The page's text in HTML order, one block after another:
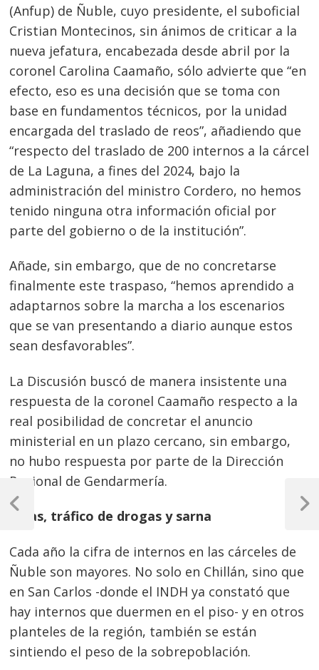
(Anfup) de Ñuble, cuyo presidente, el suboficial
Cristian Montecinos, sin ánimos de criticar a la
nueva jefatura, encabezada desde abril por la
coronel Carolina Caamaño, sólo advierte que “en
efecto, eso es una decisión que se toma con
base en fundamentos técnicos, por la unidad
encargada del traslado de reos”, añadiendo que
“respecto del traslado de 200 internos a la cárcel
de La Laguna, a fines del 2024, bajo la
administración del ministro Cordero, no hemos
tenido ninguna otra información oficial por
parte del gobierno o de la institución”.
Añade, sin embargo, que de no concretarse
finalmente este traspaso, “hemos aprendido a
adaptarnos sobre la marcha a los escenarios
que se van presentando a diario aunque estos
sean desfavorables”.
La Discusión buscó de manera insistente una
respuesta de la coronel Caamaño respecto a la
real posibilidad de concretar el anuncio
ministerial en un plazo cercano, sin embargo,
no hubo respuesta por parte de la Dirección
Regional de Gendarmería.
Riñas, tráfico de drogas y sarna
Cada año la cifra de internos en las cárceles de
Ñuble son mayores. No solo en Chillán, sino que
en San Carlos -donde el INDH ya constató que
hay internos que duermen en el piso- y en otros
planteles de la región, también se están
sintiendo el peso de la sobrepoblación.
Navegación
de
Previous
Next